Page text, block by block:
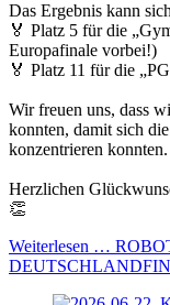
Das Ergebnis kann
🏅 Platz 5 für die
Europafinale vorbei!)
🏅 Platz 11 für die
Wir freuen uns, dass
konnten, damit sich
konzentrieren konnten.
Herzlichen
👏
Weiterlesen …